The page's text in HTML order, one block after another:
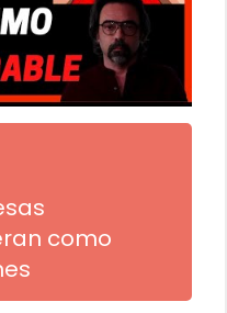
como